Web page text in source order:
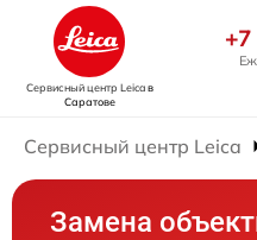
Сервисный центр Leicaв
Саратове
Сервисный центр Leica
Замена